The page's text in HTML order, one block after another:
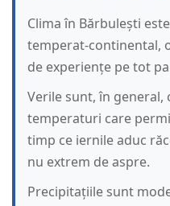
Clima în Bărbulești
temperat-continental,
de experiențe pe tot
Verile sunt, în general,
temperaturi care
timp ce iernile aduc
nu extrem de aspre.
Precipitațiile sunt